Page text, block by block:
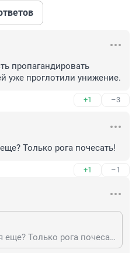
пропагандировать
уже проглотили унижение.
+1 –3
Только рога почесать!
+1 –1
а что мужьям остается еще? Только рога почесать!